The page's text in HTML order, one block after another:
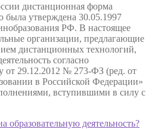
дистанционная форма
была утверждена 30.05.1997
РФ. В настоящее
организации, предлагающие
дистанционных технологий,
согласно
от 29.12.2012 № 273-ФЗ (ред. от
в Российской Федерации»
вступившими в силу с
образовательную деятельность?